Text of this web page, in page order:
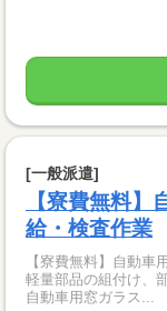
[一般派遣]
【寮費無料
給・検査作業
【寮費無料】自動車
軽量部品の組付け、
自動車用窓ガラス...